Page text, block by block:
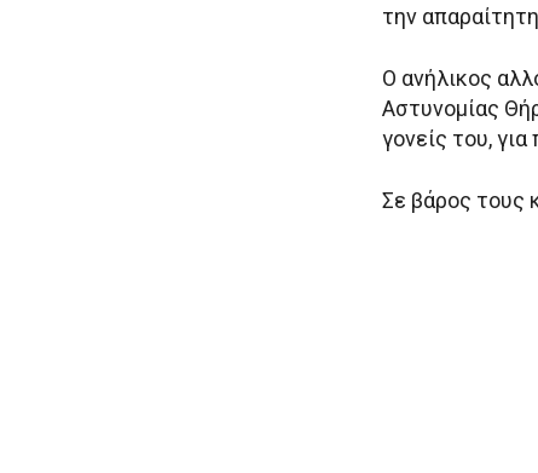
την
Ο ανήλικος
Αστυνομίας
γονείς του,
Σε βάρος τους